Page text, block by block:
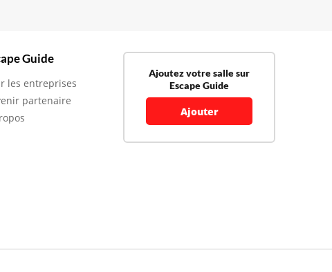
Guide
les entreprises
partenaire
Ajoutez votre salle sur
Escape Guide
Ajouter